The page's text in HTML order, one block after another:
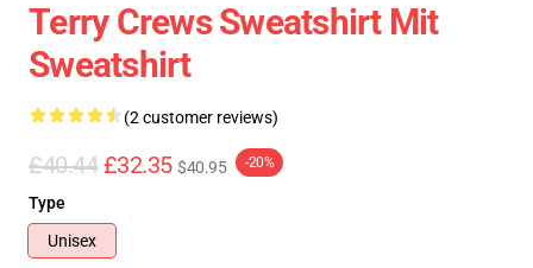
Terry Crews Sweatshirt Mit
Sweatshirt
(2 customer reviews)
£40.44 £32.35 $40.95 -20%
Type
Unisex